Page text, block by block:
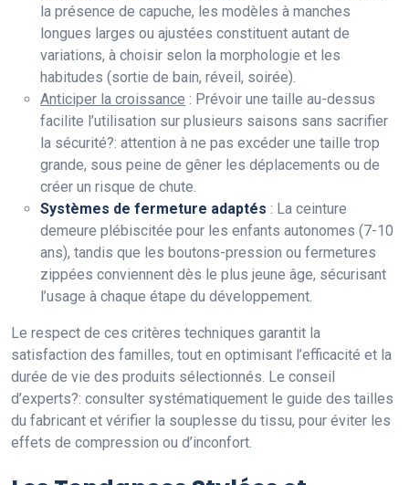
la présence de capuche, les modèles à manches
longues larges ou ajustées constituent autant de
variations, à choisir selon la morphologie et les
habitudes (sortie de bain, réveil, soirée).
Anticiper la croissance : Prévoir une taille au-dessus
facilite l’utilisation sur plusieurs saisons sans sacrifier
la sécurité?: attention à ne pas excéder une taille trop
grande, sous peine de gêner les déplacements ou de
créer un risque de chute.
Systèmes de fermeture adaptés : La ceinture
demeure plébiscitée pour les enfants autonomes (7-10
ans), tandis que les boutons-pression ou fermetures
zippées conviennent dès le plus jeune âge, sécurisant
l’usage à chaque étape du développement.
Le respect de ces critères techniques garantit la
satisfaction des familles, tout en optimisant l’efficacité et la
durée de vie des produits sélectionnés. Le conseil
d’experts?: consulter systématiquement le guide des tailles
du fabricant et vérifier la souplesse du tissu, pour éviter les
effets de compression ou d’inconfort.